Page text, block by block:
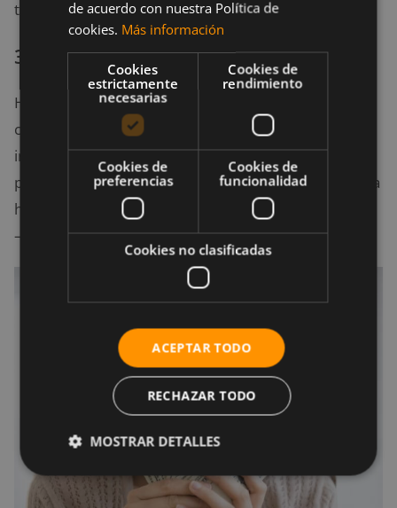
tomen desprevenido.
3.1.2 La esperada jubilación
Hay muchas formas de asegurarse una vejez
cómoda, desde programas auspiciados por
instituciones privadas o públicas hasta una iniciativa
personal. Sea cual sea tu caso, no lo dejes para última
hora. Aunque parece lejano, el retiro debe planearse
—y ahorrarse— con suficiente antelación.
de acuerdo con nuestra Política de
cookies. Más información
Cookies
estrictamente
necesarias
Cookies de
rendimiento
Cookies de
preferencias
Cookies de
funcionalidad
Cookies no clasificadas
ACEPTAR TODO
RECHAZAR TODO
MOSTRAR DETALLES